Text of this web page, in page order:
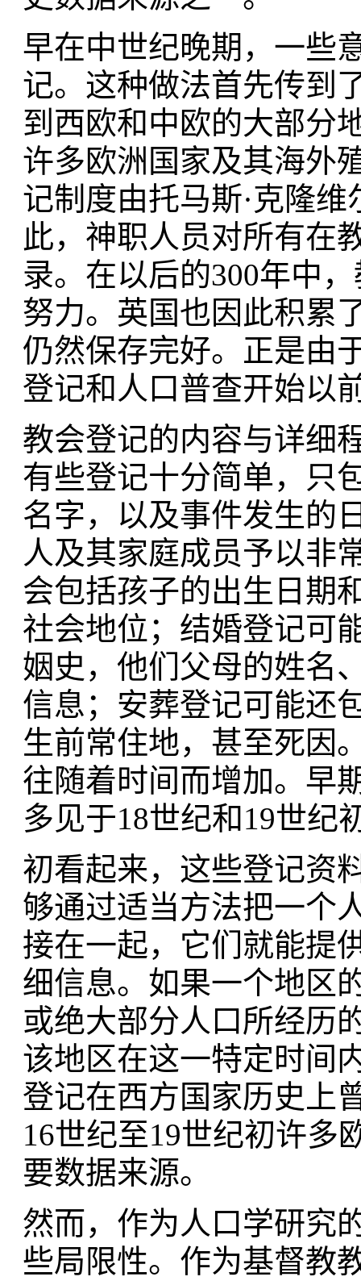
早在中世纪晚期，一些
记。这种做法首先传到
到西欧和中欧的大部分
许多欧洲国家及其海外
记制度由托马斯·克隆维
此，神职人员对所有在
录。在以后的300年中
努力。英国也因此积累
仍然保存完好。正是由
登记和人口普查开始以
教会登记的内容与详细
有些登记十分简单，只
名字，以及事件发生的
人及其家庭成员予以非
会包括孩子的出生日期
社会地位；结婚登记可
姻史，他们父母的姓名
信息；安葬登记可能还
生前常住地，甚至死因
往随着时间而增加。早
多见于18世纪和19世纪
初看起来，这些登记资
够通过适当方法把一个
接在一起，它们就能提
细信息。如果一个地区
或绝大部分人口所经历
该地区在这一特定时间
登记在西方国家历史上
16世纪至19世纪初许多
要数据来源。
然而，作为人口学研究
些局限性。作为基督教